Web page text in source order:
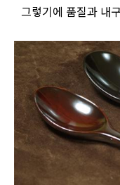
그렇기에 품질과 내